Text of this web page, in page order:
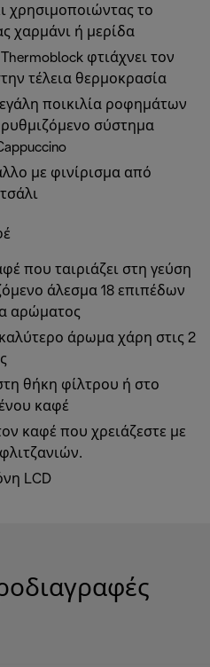
χρησιμοποιώντας το
χαρμάνι ή μερίδα
φτιάχνει τον
τέλεια θερμοκρασία
ποικιλία ροφημάτων
ρυθμιζόμενο σύστημα
με φινίρισμα από
που ταιριάζει στη γεύση
άλεσμα 18 επιπέδων
αρώματος
καλύτερο άρωμα χάρη στις 2
θήκη φίλτρου ή στο
καφέ
καφέ που χρειάζεστε με
LCD